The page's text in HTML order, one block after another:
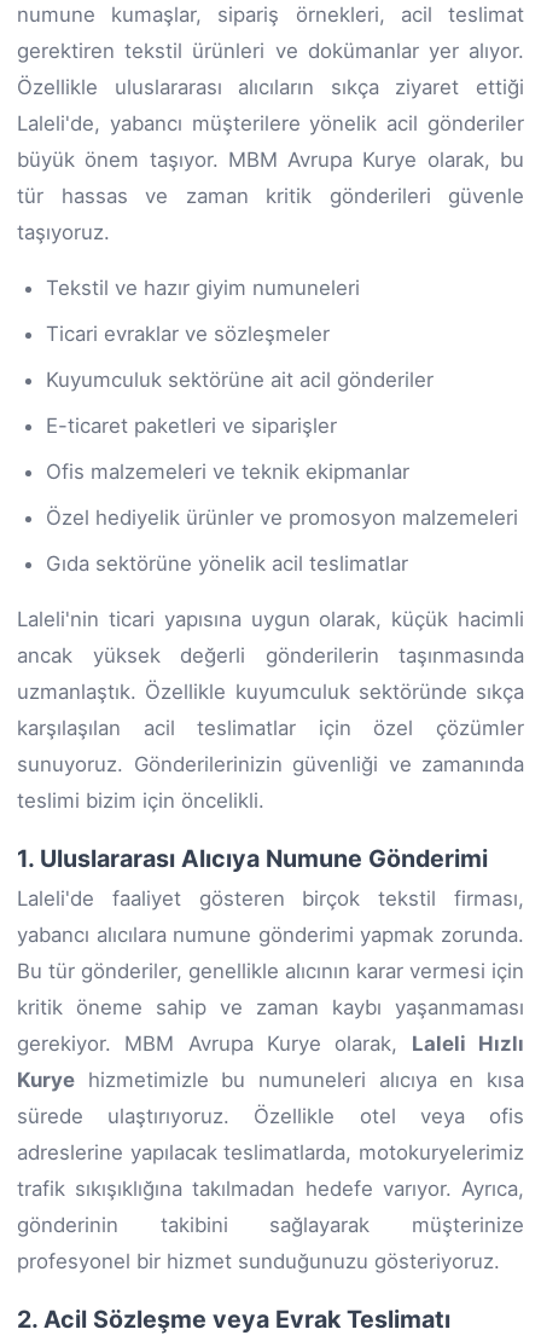
numune kumaşlar, sipariş örnekleri, acil teslimat
gerektiren tekstil ürünleri ve dokümanlar yer alıyor.
Özellikle uluslararası alıcıların sıkça ziyaret ettiği
Laleli'de, yabancı müşterilere yönelik acil gönderiler
büyük önem taşıyor. MBM Avrupa Kurye olarak, bu
tür hassas ve zaman kritik gönderileri güvenle
taşıyoruz.
Tekstil ve hazır giyim numuneleri
Ticari evraklar ve sözleşmeler
Kuyumculuk sektörüne ait acil gönderiler
E-ticaret paketleri ve siparişler
Ofis malzemeleri ve teknik ekipmanlar
Özel hediyelik ürünler ve promosyon malzemeleri
Gıda sektörüne yönelik acil teslimatlar
Laleli'nin ticari yapısına uygun olarak, küçük hacimli
ancak yüksek değerli gönderilerin taşınmasında
uzmanlaştık. Özellikle kuyumculuk sektöründe sıkça
karşılaşılan acil teslimatlar için özel çözümler
sunuyoruz. Gönderilerinizin güvenliği ve zamanında
teslimi bizim için öncelikli.
1. Uluslararası Alıcıya Numune Gönderimi
Laleli'de faaliyet gösteren birçok tekstil firması,
yabancı alıcılara numune gönderimi yapmak zorunda.
Bu tür gönderiler, genellikle alıcının karar vermesi için
kritik öneme sahip ve zaman kaybı yaşanmaması
gerekiyor. MBM Avrupa Kurye olarak, Laleli Hızlı
Kurye hizmetimizle bu numuneleri alıcıya en kısa
sürede ulaştırıyoruz. Özellikle otel veya ofis
adreslerine yapılacak teslimatlarda, motokuryelerimiz
trafik sıkışıklığına takılmadan hedefe varıyor. Ayrıca,
gönderinin takibini sağlayarak müşterinize
profesyonel bir hizmet sunduğunuzu gösteriyoruz.
2. Acil Sözleşme veya Evrak Teslimatı